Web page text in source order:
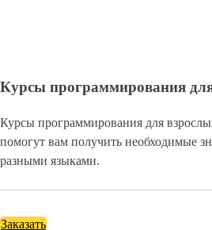
Курсы программирования
Курсы программирования для
помогут вам получить необходимые
разными языками.
Заказать